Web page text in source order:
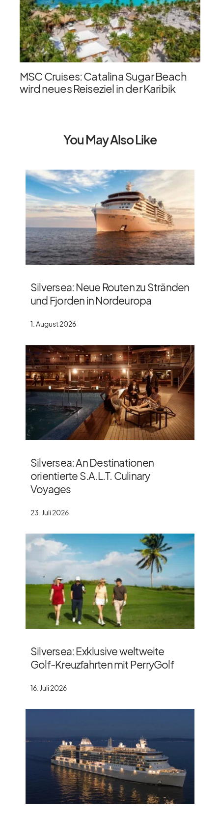
MSC Cruises: Catalina Sugar Beach
wird neues Reiseziel in der Karibik
You May Also Like
Silversea: Neue Routen zu Stränden
und Fjorden in Nordeuropa
1. August 2026
Silversea: An Destinationen
orientierte S.A.L.T. Culinary
Voyages
23. Juli 2026
Silversea: Exklusive weltweite
Golf-Kreuzfahrten mit PerryGolf
16. Juli 2026